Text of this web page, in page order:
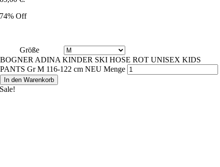
74% Off
Größe
BOGNER ADINA KINDER SKI HOSE ROT UNISEX KIDS
PANTS Gr M 116-122 cm NEU Menge
In den Warenkorb
Sale!